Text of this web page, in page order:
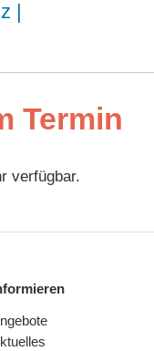
Termin
verfügbar.